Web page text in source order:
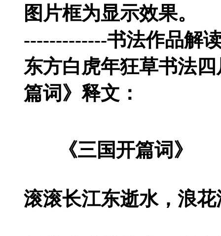
图片框为显示效果。
-------------书法作品解
东方白虎年狂草书法
篇词》 释文：
《三国开篇词》
滚滚长江东逝水，浪